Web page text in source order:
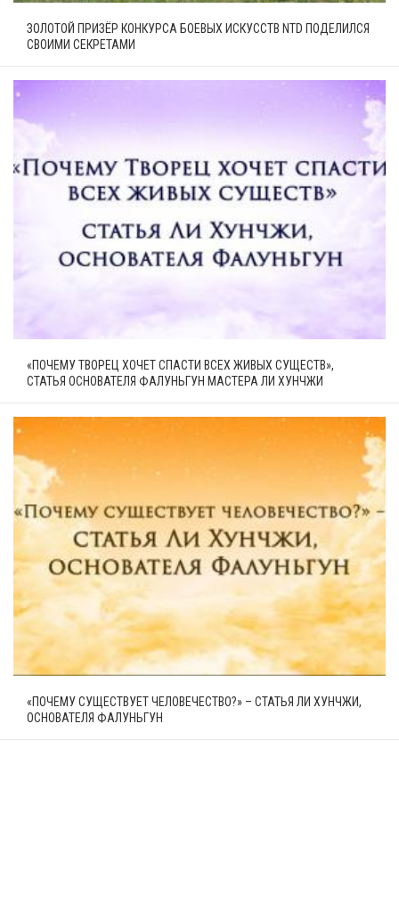
ЗОЛОТОЙ ПРИЗЁР КОНКУРСА БОЕВЫХ ИСКУССТВ NTD ПОДЕЛИЛСЯ
СВОИМИ СЕКРЕТАМИ
«ПОЧЕМУ ТВОРЕЦ ХОЧЕТ СПАСТИ ВСЕХ ЖИВЫХ СУЩЕСТВ»,
СТАТЬЯ ОСНОВАТЕЛЯ ФАЛУНЬГУН МАСТЕРА ЛИ ХУНЧЖИ
«ПОЧЕМУ СУЩЕСТВУЕТ ЧЕЛОВЕЧЕСТВО?» – СТАТЬЯ ЛИ ХУНЧЖИ,
ОСНОВАТЕЛЯ ФАЛУНЬГУН